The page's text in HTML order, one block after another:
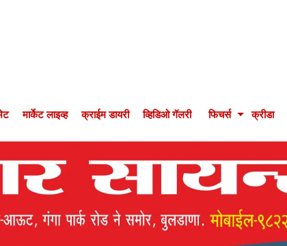
मार्केट लाइव्ह क्राईम डायरी व्हिडिओ गॅलरी फिचर्स क्रीडा